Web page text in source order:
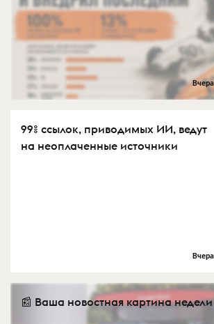
99% ссылок, приводимых ИИ, ведут
на неоплаченные источники
📰 Ваша новостная картина